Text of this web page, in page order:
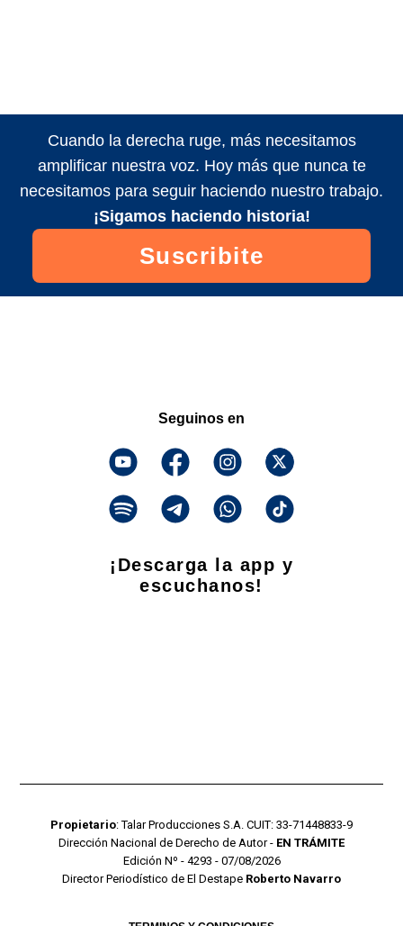
Cuando la derecha ruge, más necesitamos
amplificar nuestra voz. Hoy más que nunca te
necesitamos para seguir haciendo nuestro trabajo.
¡Sigamos haciendo historia!
Suscribite
Seguinos en
¡Descarga la app y
escuchanos!
Propietario: Talar Producciones S.A. CUIT: 33-71448833-9
Dirección Nacional de Derecho de Autor - EN TRÁMITE
Edición Nº - 4293 - 07/08/2026
Director Periodístico de El Destape Roberto Navarro